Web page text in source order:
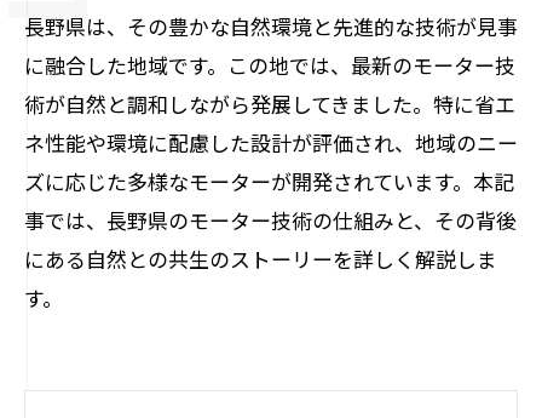
長野県は、その豊かな自然環境と先進的な技術が見事
に融合した地域です。この地では、最新のモーター技
術が自然と調和しながら発展してきました。特に省エ
ネ性能や環境に配慮した設計が評価され、地域のニー
ズに応じた多様なモーターが開発されています。本記
事では、長野県のモーター技術の仕組みと、その背後
にある自然との共生のストーリーを詳しく解説しま
す。